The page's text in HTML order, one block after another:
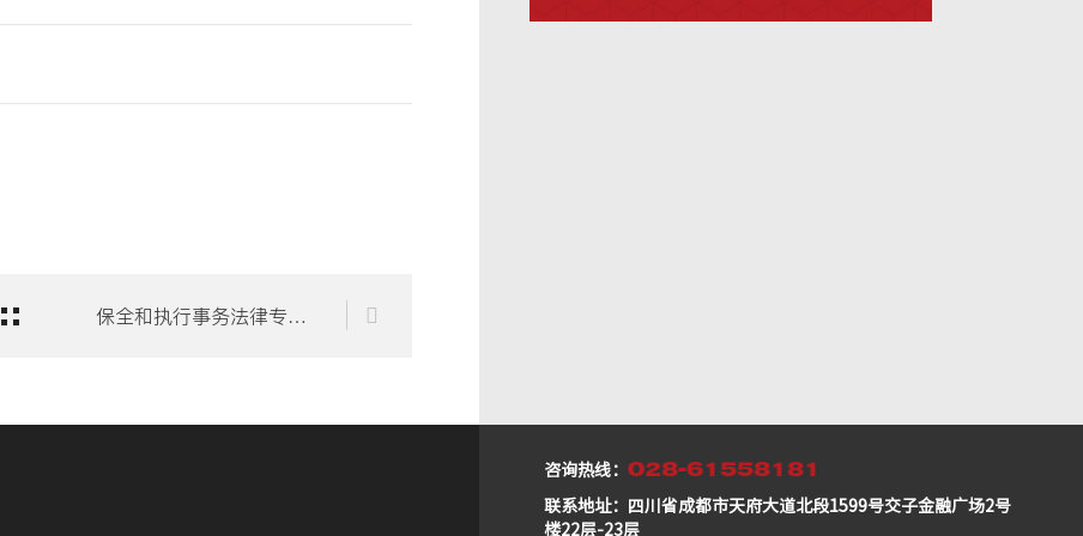
保全和执行事务法律专业委员会
咨询热线： 028-61558181
联系地址：四川省成都市天府大道北段1599号交子金融广场2号
楼22层-23层